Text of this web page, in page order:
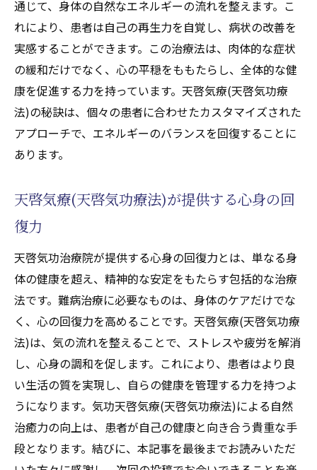
通じて、身体の自然なエネルギーの流れを整えます。こ
れにより、患者は自己の再生力を自覚し、病状の改善を
実感することができます。この治療法は、肉体的な症状
の緩和だけでなく、心の平穏をももたらし、全体的な健
康を促進する力を持っています。天啓気療(天啓気功療
法)の秘訣は、個々の患者に合わせたカスタマイズされた
アプローチで、エネルギーのバランスを回復することに
あります。
天啓気療(天啓気功療法)が提供する心身の回
復力
天啓気功治療院が提供する心身の回復力とは、単なる身
体の健康を超え、精神的な安定をもたらす包括的な治療
法です。難病治療に必要なものは、身体のケアだけでな
く、心の回復力を高めることです。天啓気療(天啓気功療
法)は、気の流れを整えることで、ストレスや疲労を解消
し、心身の調和を促します。これにより、患者はより良
い生活の質を実現し、自らの健康を管理する力を持つよ
うになります。気功天啓気療(天啓気功療法)による自然
治癒力の向上は、患者が自己の健康と向き合う貴重な手
段となります。結びに、本記事を最後までお読みいただ